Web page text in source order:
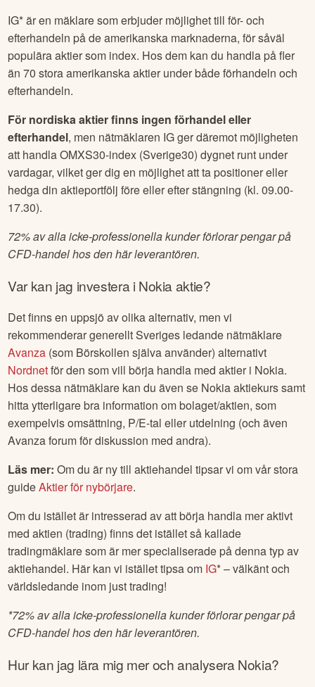
IG* är en mäklare som erbjuder möjlighet till för- och
efterhandeln på de amerikanska marknaderna, för såväl
populära aktier som index. Hos dem kan du handla på fler
än 70 stora amerikanska aktier under både förhandeln och
efterhandeln.
För nordiska aktier finns ingen förhandel eller
efterhandel, men nätmäklaren IG ger däremot möjligheten
att handla OMXS30-index (Sverige30) dygnet runt under
vardagar, vilket ger dig en möjlighet att ta positioner eller
hedga din aktieportfölj före eller efter stängning (kl. 09.00-
17.30).
72% av alla icke-professionella kunder förlorar pengar på
CFD-handel hos den här leverantören.
Var kan jag investera iNokiaaktie?
Det finns en uppsjö av olika alternativ, men vi
rekommenderar generellt Sveriges ledande nätmäklare
Avanza (som Börskollen själva använder) alternativt
Nordnetför den som vill börja handla med aktier i Nokia.
Hos dessa nätmäklare kan du även se Nokiaaktiekurs samt
hitta ytterligare bra information om bolaget/aktien, som
exempelvis omsättning, P/E-tal eller utdelning (och även
Avanza forum för diskussion med andra).
Läs mer: Om du är ny till aktiehandel tipsar vi om vår stora
guideAktier för nybörjare.
Om du istället är intresserad av att börja handla mer aktivt
med aktien (trading) finns det istället så kallade
tradingmäklare som är mer specialiserade på denna typ av
aktiehandel. Här kan vi istället tipsa om IG* – välkänt och
världsledande inom just trading!
*72% av alla icke-professionella kunder förlorar pengar på
CFD-handel hos den här leverantören.
Hur kan jag lära mig mer och analyseraNokia?